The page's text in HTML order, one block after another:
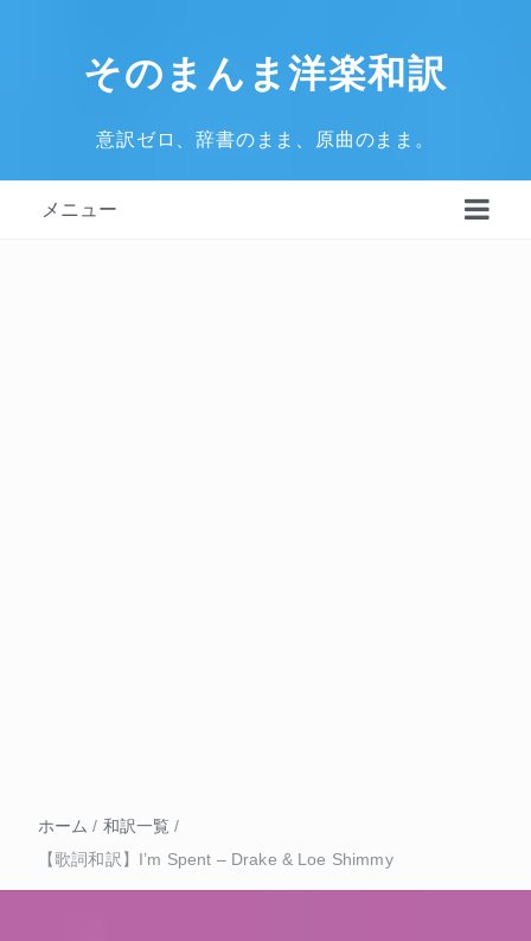
そのまんま洋楽和訳
意訳ゼロ、辞書のまま、原曲のまま。
メニュー
ホーム / 和訳一覧 /
【歌詞和訳】I’m Spent – Drake & Loe Shimmy